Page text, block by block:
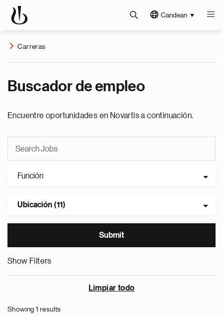
Candean
Carreras
Buscador de empleo
Encuentre oportunidades en Novartis a continuación.
Función
Ubicación (11)
Show Filters
Limpiar todo
Showing 1 results